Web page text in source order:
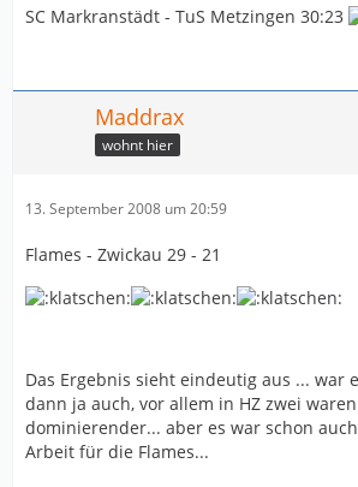
SC Markranstädt - TuS Metzingen 30:23
Maddrax
wohnt hier
13. September 2008 um 20:59
Flames - Zwickau 29 - 21
Das Ergebnis sieht eindeutig aus ... war
dann ja auch, vor allem in HZ zwei
dominierender... aber es war schon
Arbeit für die Flames...